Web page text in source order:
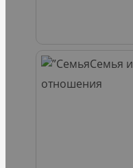
Семья и
отношения